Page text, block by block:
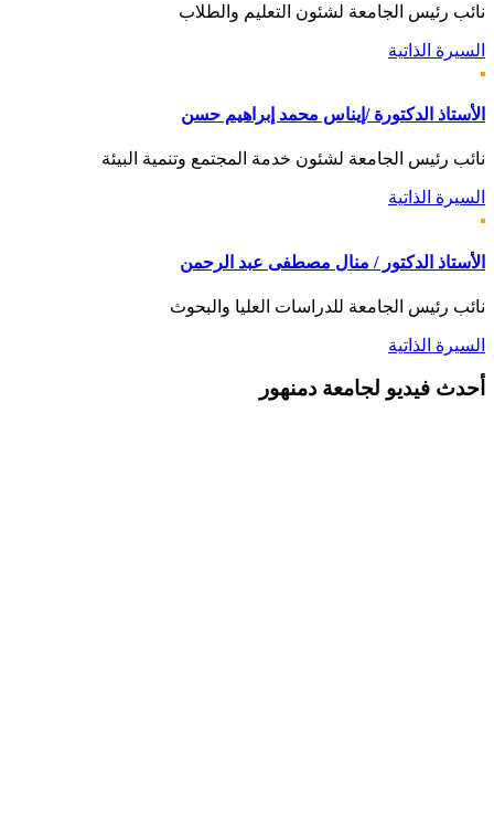
نائب رئيس الجامعة لشئون التعليم والطلاب
السيرة الذاتية
الأستاذ الدكتورة /إيناس محمد إبراهيم حسن
نائب رئيس الجامعة لشئون خدمة المجتمع وتنمية البيئة
السيرة الذاتية
الأستاذ الدكتور / منال مصطفى عبد الرحمن
نائب رئيس الجامعة للدراسات العليا والبحوث
السيرة الذاتية
أحدث فيديو لجامعة دمنهور